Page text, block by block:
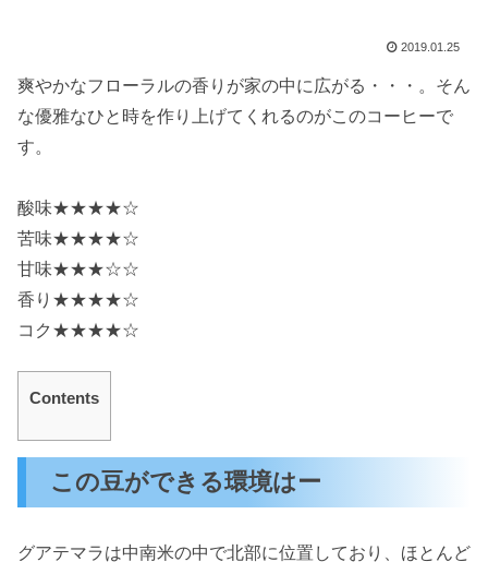
2019.01.25
爽やかなフローラルの香りが家の中に広がる・・・。そん
な優雅なひと時を作り上げてくれるのがこのコーヒーで
す。
酸味★★★★☆
苦味★★★★☆
甘味★★★☆☆
香り★★★★☆
コク★★★★☆
Contents
この豆ができる環境はー
グアテマラは中南米の中で北部に位置しており、ほとんど